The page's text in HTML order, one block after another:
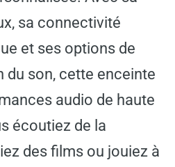
sa connectivité
et ses options de
du son, cette enceinte
audio de haute
écoutiez de la
des films ou jouiez à